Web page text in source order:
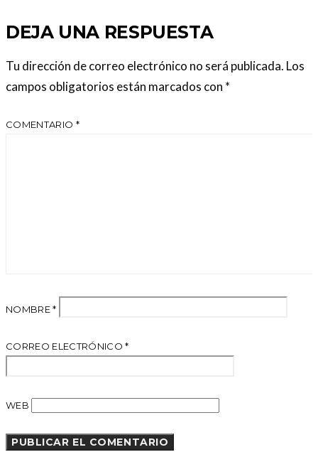
DEJA UNA RESPUESTA
Tu dirección de correo electrónico no será publicada. Los
campos obligatorios están marcados con *
COMENTARIO *
NOMBRE*
CORREO ELECTRÓNICO*
WEB